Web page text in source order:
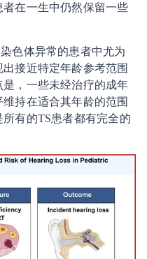
在一生中仍然保留一些
色体异常的患者中尤为
接近特定年龄参考范围
，一些未经治疗的成年
持在适合其年龄的范围
有的TS患者都有完全的